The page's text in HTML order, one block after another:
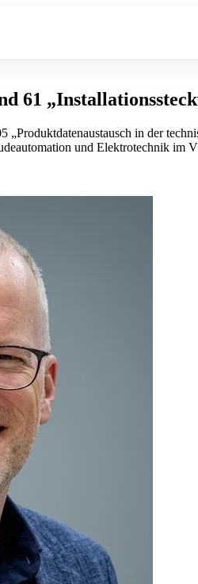
61
in der
und Elektrotechnik im